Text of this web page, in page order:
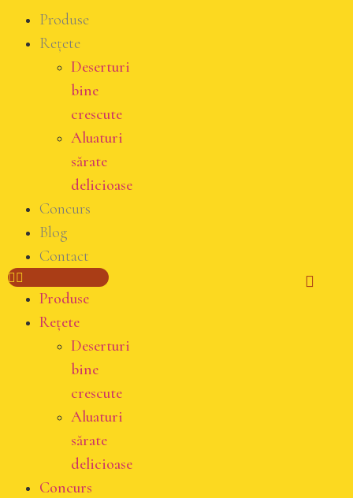
Produse
Rețete
Deserturi
bine
crescute
Aluaturi
sărate
delicioase
Concurs
Blog
Contact
Produse
Rețete
Deserturi
bine
crescute
Aluaturi
sărate
delicioase
Concurs